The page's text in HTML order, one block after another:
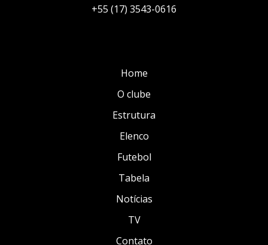
+55 (17) 3543-0616
Home
O clube
Estrutura
Elenco
Futebol
Tabela
Notícias
TV
Contato